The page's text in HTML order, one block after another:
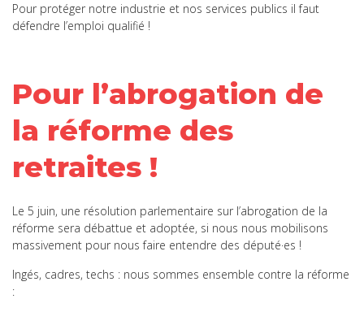
Pour protéger notre industrie et nos services publics il faut
défendre l’emploi qualifié !
Pour l’abrogation de
la réforme des
retraites !
Le 5 juin, une résolution parlementaire sur l’abrogation de la
réforme sera débattue et adoptée, si nous nous mobilisons
massivement pour nous faire entendre des député·es !
Ingés, cadres, techs : nous sommes ensemble contre la réforme
: